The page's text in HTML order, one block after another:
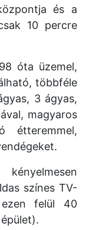
és a
10 percre
óta üzemel,
többféle
3 ágyas,
magyaros
étteremmel,
színes TV-
felül 40